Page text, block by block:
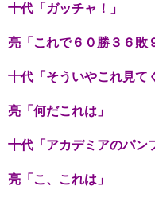
十代「ガッチャ！」
亮「これで６０勝３６敗
十代「そういやこれ見て
亮「何だこれは」
十代「アカデミアのパン
亮「こ、これは」